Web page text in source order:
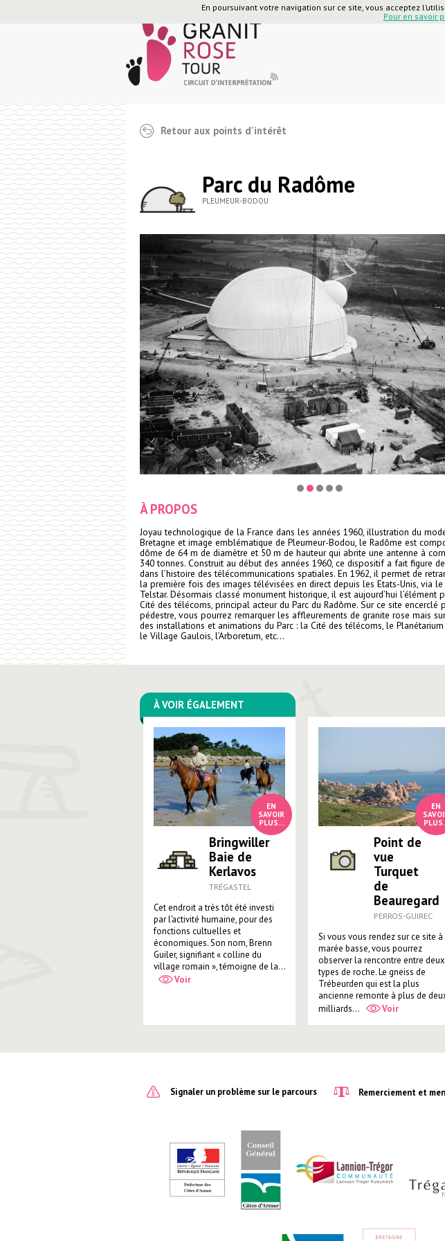
En poursuivant votre navigation sur ce site, vous acceptez
Pour en savoir
Retour aux points d'intérêt
Parc du Radôme
PLEUMEUR-BODOU
À PROPOS
Joyau technologique de la France dans les années 1960, illustration du
Bretagne et image emblématique de Pleumeur-Bodou, le Radôme est
dôme de 64 m de diamètre et 50 m de hauteur qui abrite une antenne à
340 tonnes. Construit au début des années 1960, ce dispositif a fait figure
dans l’histoire des télécommunications spatiales. En 1962, il permet de
la première fois des images télévisées en direct depuis les Etats-Unis, via
Telstar. Désormais classé monument historique, il est aujourd’hui l’élément
Cité des télécoms, principal acteur du Parc du Radôme. Sur ce site encerclé
pédestre, vous pourrez remarquer les affleurements de granite rose mais
des installations et animations du Parc : la Cité des télécoms, le
le Village Gaulois, l’Arboretum, etc…
À VOIR ÉGALEMENT
Bringwiller
Baie de
Kerlavos
TRÉGASTEL
Cet endroit a très tôt été investi
par l’activité humaine, pour des
fonctions cultuelles et
économiques. Son nom, Brenn
Guiler, signifiant « colline du
village romain », témoigne de la...
Voir
Point de
vue
Turquet
de
Beauregard
PERROS-GUIREC
Si vous vous rendez sur ce site à
marée basse, vous pourrez
observer la rencontre entre deux
types de roche. Le gneiss de
Trébeurden qui est la plus
ancienne remonte à plus de
milliards...
Voir
Signaler un problème sur le parcours Remerciement et